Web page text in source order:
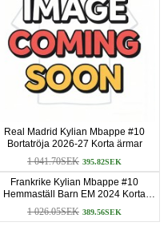
Real Madrid Kylian Mbappe #10
Bortatröja 2026-27 Korta ärmar
1 041.70SEK 395.82SEK
Frankrike Kylian Mbappe #10
Hemmaställ Barn EM 2024 Korta
ärmar (+ Korta byxor)
1 026.05SEK 389.56SEK